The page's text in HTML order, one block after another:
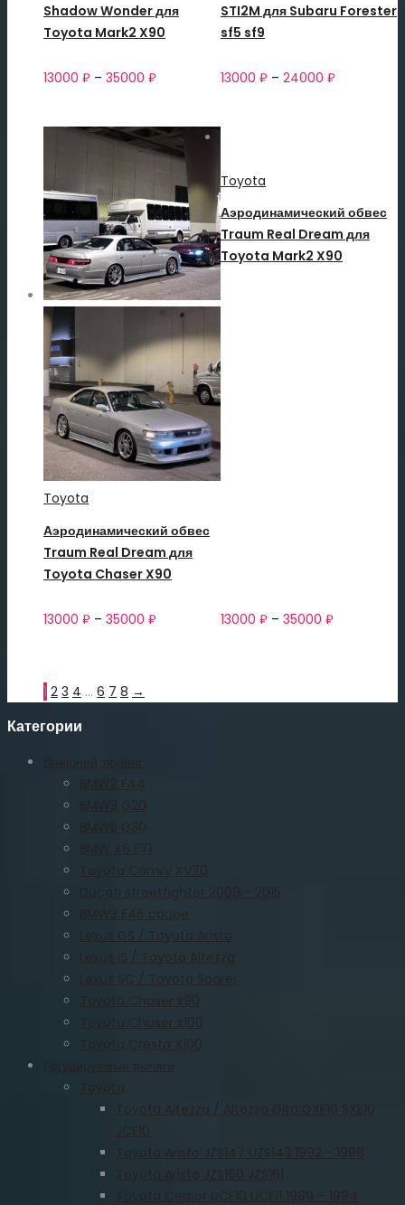
Shadow Wonder для
Toyota Mark2 X90
13000 ₽ – 35000 ₽
STI2M для Subaru Forester
sf5 sf9
13000 ₽ – 24000 ₽
Toyota
Аэродинамический обвес
Traum Real Dream для
Toyota Chaser X90
13000 ₽ – 35000 ₽
Toyota
Аэродинамический обвес
Traum Real Dream для
Toyota Mark2 X90
13000 ₽ – 35000 ₽
1 2 3 4 … 6 7 8 →
Категории
BMW2 F44
BMW3 G20
BMW5 G30
BMW X6 E71
Toyota Camry XV70
Ducati streetfighter 2009 - 2015
BMW3 E46 coupe
Lexus GS / Toyota Aristo
Lexus IS / Toyota Altezza
Lexus SC / Toyota Soarer
Toyota Chaser x90
Toyota Chaser x100
Toyota Cresta X100
Регулируемые рычаги
Toyota Altezza / Altezza Gita GXE10 SXE10
JCE10
Toyota Aristo JZS147 UZS143 1992 - 1998
Toyota Aristo JZS160 JZS161
Toyota Celsior UCF10 UCF11 1989 – 1994